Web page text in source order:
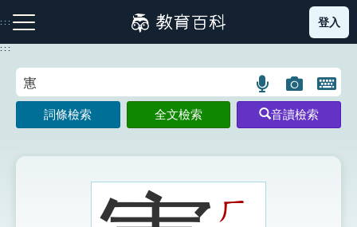
到
主
:::
注音索引圖示 筆畫索引圖示 部首索引表圖示
登入
:::
語
言
搜
示
圖
片
搜
開
鍵
圖
詞條檢索 全文檢索 音讀檢索
ㄏ